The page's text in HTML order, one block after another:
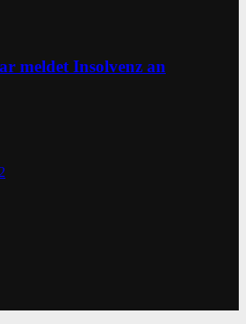
meldet Insolvenz an